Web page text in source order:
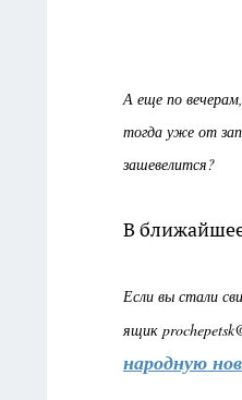
А еще по
тогда уже от
зашевелится?
В
Если вы стали
ящик
народную